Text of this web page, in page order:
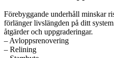
Förebyggande underhåll minskar
förlänger livslängden på ditt
åtgärder och uppgraderingar.
– Avloppsrenovering
– Relining